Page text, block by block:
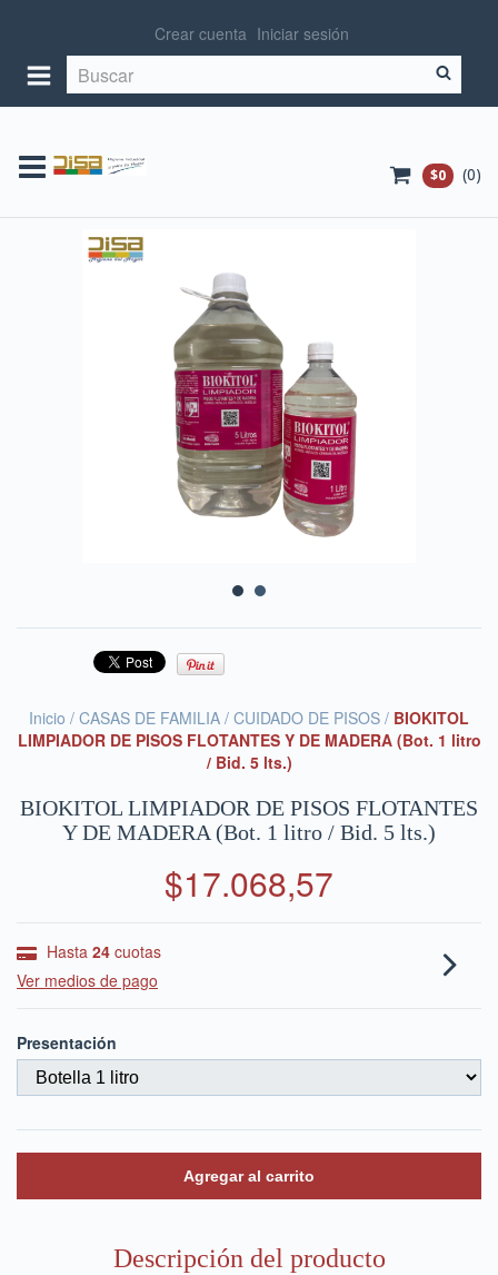
Crear cuenta Iniciar sesión
(0)
$0
Inicio / CASAS DE FAMILIA / CUIDADO DE PISOS / BIOKITOL
LIMPIADOR DE PISOS FLOTANTES Y DE MADERA (Bot. 1 litro
/ Bid. 5 lts.)
BIOKITOL LIMPIADOR DE PISOS FLOTANTES
Y DE MADERA (Bot. 1 litro / Bid. 5 lts.)
$17.068,57
Hasta 24 cuotas
Ver medios de pago
Presentación
Descripción del producto